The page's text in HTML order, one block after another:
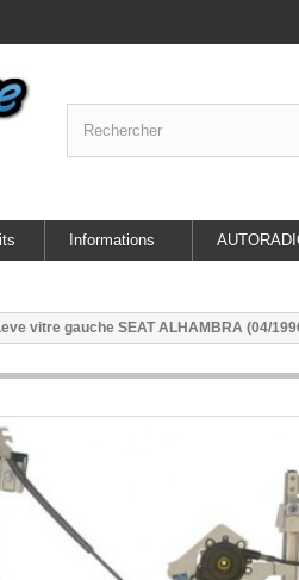
Informations
vitre gauche SEAT ALHAMBRA (04/